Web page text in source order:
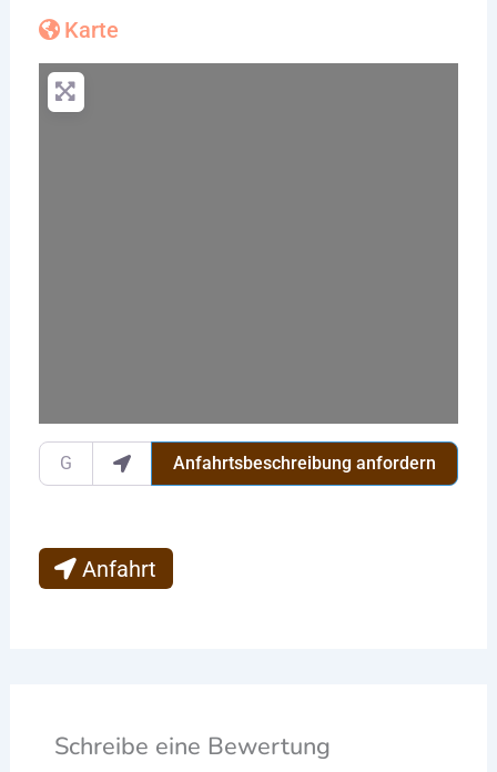
Karte
Gib deinen Standort ein.Anfahrtsbeschreibung anfordern
Anfahrt
Schreibe eine Bewertung